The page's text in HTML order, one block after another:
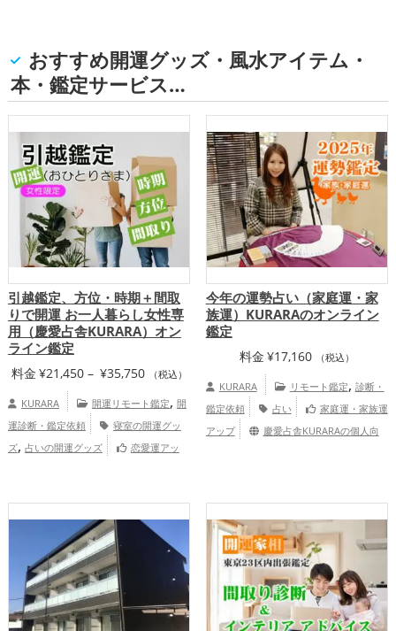
おすすめ開運グッズ・風水アイテム・
本・鑑定サービス…
引越鑑定、方位・時期＋間取
りで開運 お一人暮らし女性専
用（慶愛占舎KURARA）オン
ライン鑑定
料金 ¥21,450 – ¥35,750価（税込）
KURARA 開運リモート鑑定, 開
運診断・鑑定依頼
寝室の開運グッ
ズ, 占いの開運グッズ
恋愛運アッ
今年の運勢占い（家庭運・家
族運）KURARAのオンライン
鑑定
料金 ¥17,160 （税込）
KURARA リモート鑑定, 診断・
鑑定依頼
占い
家庭運・家族運
アップ
慶愛占舎KURARAの個人向